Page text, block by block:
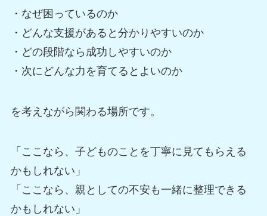
・なぜ困っているのか
・どんな支援があると分かりやすいのか
・どの段階なら成功しやすいのか
・次にどんな力を育てるとよいのか
を考えながら関わる場所です。
「ここなら、子どものことを丁寧に見てもらえる
かもしれない」
「ここなら、親としての不安も一緒に整理できる
かもしれない」